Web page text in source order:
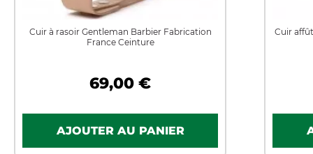
Cuir à rasoir Gentleman Barbier Fabrication
France Ceinture
69,00 €
Cuir